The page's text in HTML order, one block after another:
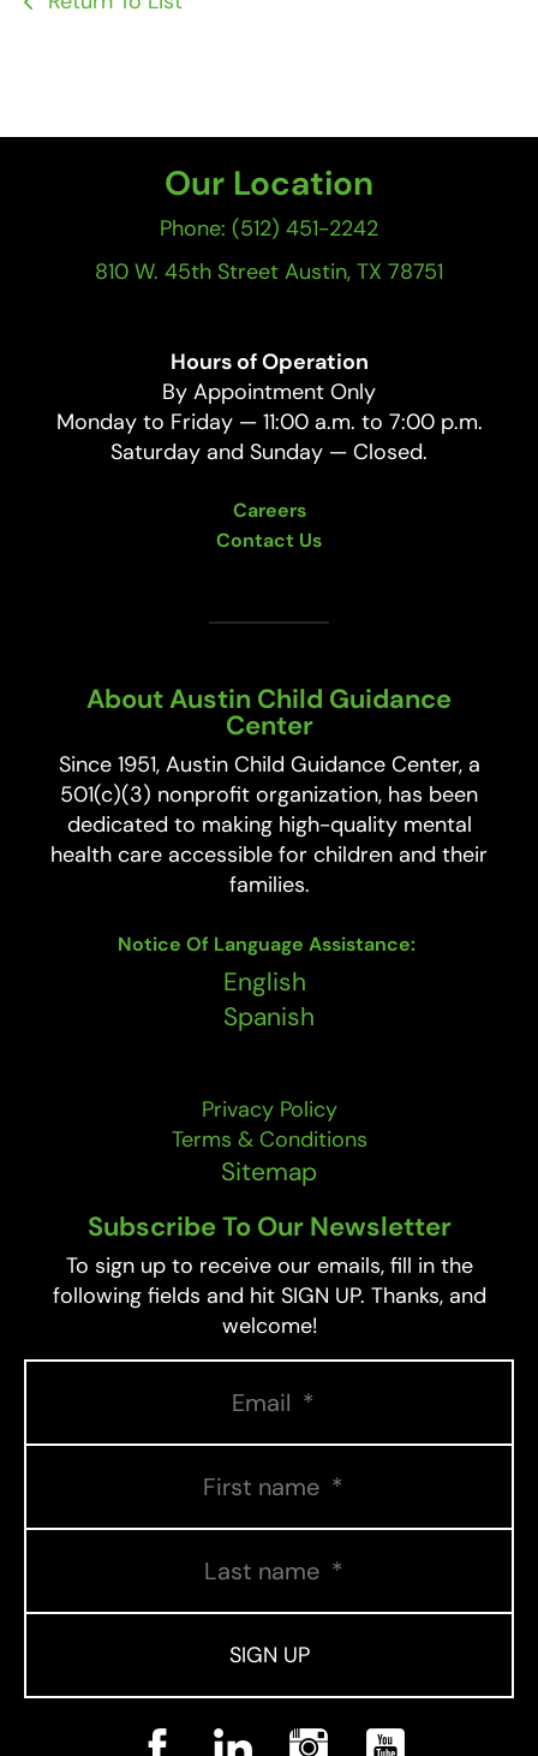
Our Location
Phone: (512) 451-2242
810 W. 45th Street Austin, TX 78751
Hours of Operation
By Appointment Only
Monday to Friday — 11:00 a.m. to 7:00 p.m.
Saturday and Sunday — Closed.
Careers
Contact Us
About Austin Child Guidance
Center
Since 1951, Austin Child Guidance Center, a
501(c)(3) nonprofit organization, has been
dedicated to making high-quality mental
health care accessible for children and their
families.
Notice Of Language Assistance:
English
Spanish
Privacy Policy
Terms & Conditions
Sitemap
Subscribe To Our Newsletter
To sign up to receive our emails, fill in the
following fields and hit SIGN UP. Thanks, and
welcome!